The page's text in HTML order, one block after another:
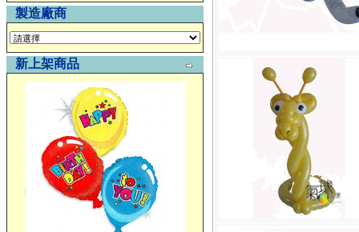
製造廠商
新上架商品